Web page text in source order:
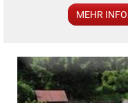
MEHR INFO